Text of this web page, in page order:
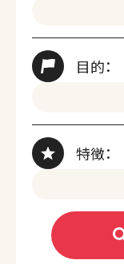
目的：
特徴：